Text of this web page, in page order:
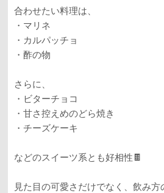
合わせたい料理は、
・マリネ
・カルパッチョ
・酢の物
さらに、
・ビターチョコ
・甘さ控えめのどら焼き
・チーズケーキ
などのスイーツ系とも好相性🍫
見た目の可愛さだけでなく、飲み